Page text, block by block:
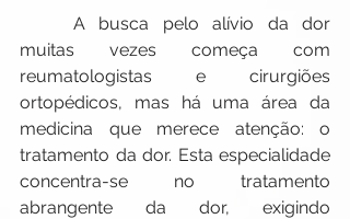
muitas vezes começa com
reumatologistas e cirurgiões
ortopédicos, mas há uma área da
medicina que merece atenção: o
tratamento da dor. Esta especialidade
concentra-se no tratamento
abrangente da dor, exigindo